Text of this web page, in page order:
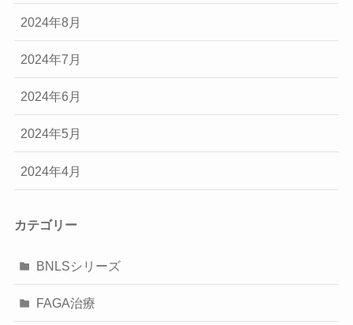
2024年8月
2024年7月
2024年6月
2024年5月
2024年4月
カテゴリー
BNLSシリーズ
FAGA治療